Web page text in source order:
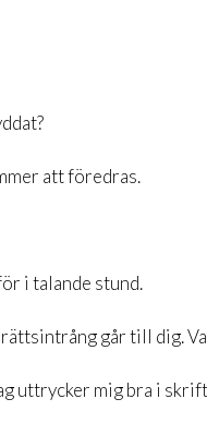
att föredras.
i talande stund.
går till dig.
uttrycker mig bra i